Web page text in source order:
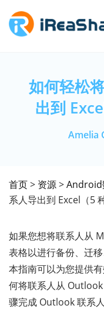
如何轻松
出到
Amelia
首页> 资源>Android
系人导出到 Excel（5
如果您想将联系人从
表格以进行备份、迁
本指南可以为您提供
何将联系人从
骤完成 Outlook 联系人